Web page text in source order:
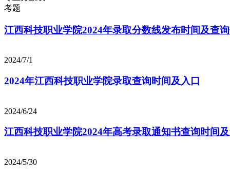
考题
江西科技职业学院2024年录取分数线发布时间及查
2024/7/1
2024年江西科技职业学院录取查询时间及入口
2024/6/24
江西科技职业学院2024年高考录取通知书查询时间
2024/5/30